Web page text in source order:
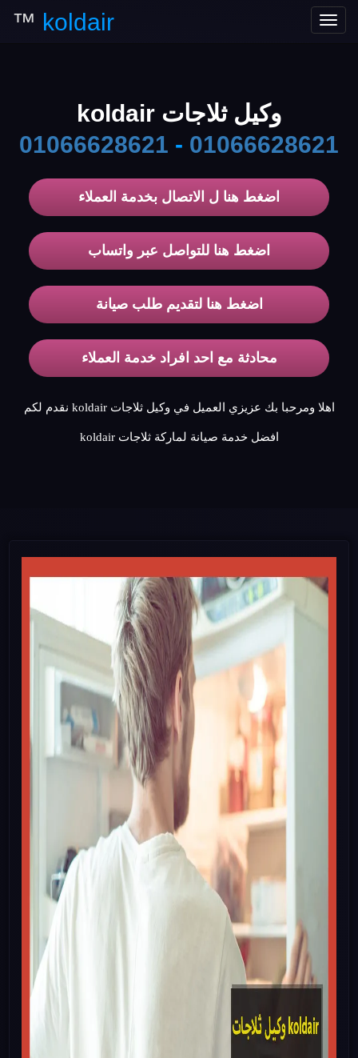
Toggle
koldair
™
وكيل ثلاجات koldair
01066628621 - 01066628621
اضغط هنا ل الاتصال بخدمة العملاء
اضغط هنا للتواصل عبر واتساب
اضغط هنا لتقديم طلب صيانة
محادثة مع احد افراد خدمة العملاء
اهلا ومرحبا بك عزيزي العميل في وكيل ثلاجات koldair نقدم لكم
افضل خدمة صيانة لماركة ثلاجات koldair